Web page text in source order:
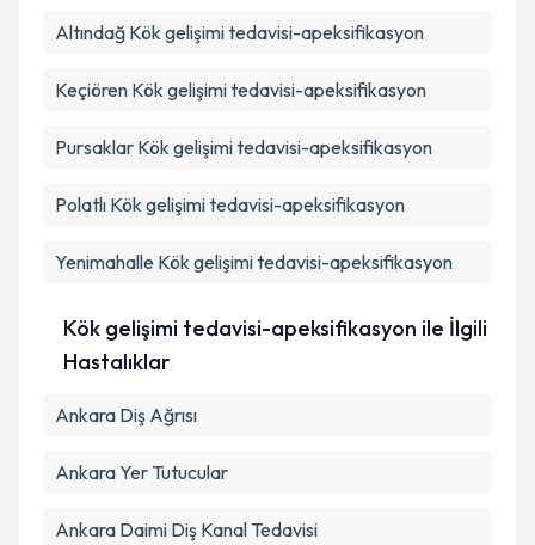
Altındağ Kök gelişimi tedavisi-apeksifikasyon
Keçiören Kök gelişimi tedavisi-apeksifikasyon
Pursaklar Kök gelişimi tedavisi-apeksifikasyon
Polatlı Kök gelişimi tedavisi-apeksifikasyon
Yenimahalle Kök gelişimi tedavisi-apeksifikasyon
Kök gelişimi tedavisi-apeksifikasyon ile İlgili
Hastalıklar
Ankara Diş Ağrısı
Ankara Yer Tutucular
Ankara Daimi Diş Kanal Tedavisi